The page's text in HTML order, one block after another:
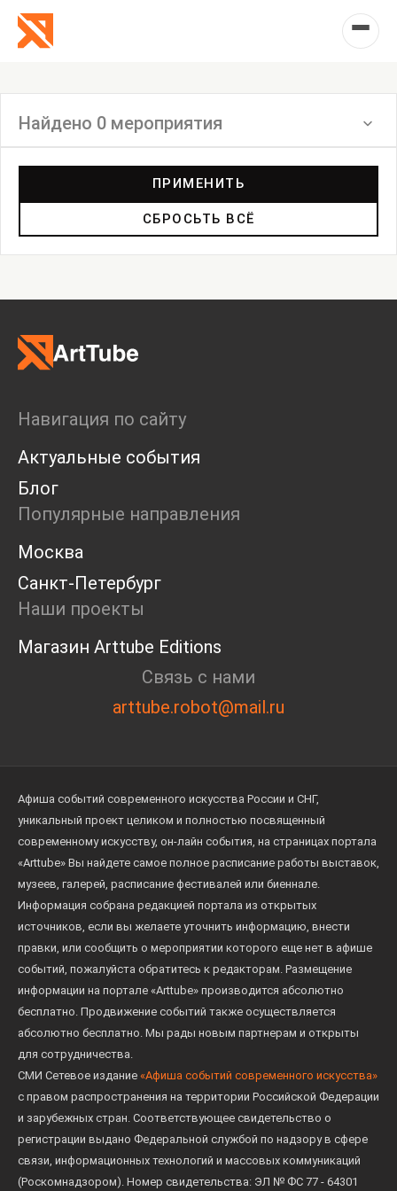
Найдено 0 мероприятия
Дискуссия
Пост-релиз
Пресс-конференция
Ярмарка
Open call
Экскурсия
Дискуссия
Cosmoscow 2024
Blazar 2024
Встречи
Круглый стол
ПРИМЕНИТЬ
СБРОСЬТЬ ВСЁ
Навигация по сайту
Актуальные события
Блог
Популярные направления
Москва
Санкт-Петербург
Наши проекты
Магазин Arttube Editions
Связь с нами
arttube.robot@mail.ru
Афиша событий современного искусства России и СНГ,
уникальный проект целиком и полностью посвященный
современному искусству, он-лайн события, на страницах портала
«Arttube» Вы найдете самое полное расписание работы выставок,
музеев, галерей, расписание фестивалей или биеннале.
Информация собрана редакцией портала из открытых
источников, если вы желаете уточнить информацию, внести
правки, или сообщить о мероприятии которого еще нет в афише
событий, пожалуйста обратитесь к редакторам. Размещение
информации на портале «Arttube» производится абсолютно
бесплатно. Продвижение событий также осуществляется
абсолютно бесплатно. Мы рады новым партнерам и открыты
для сотрудничества.
СМИ Сетевое издание «Афиша событий современного искусства»
с правом распространения на территории Российской Федерации
и зарубежных стран. Соответствующее свидетельство о
регистрации выдано Федеральной службой по надзору в сфере
связи, информационных технологий и массовых коммуникаций
(Роскомнадзором). Номер свидетельства: ЭЛ № ФС 77 - 64301